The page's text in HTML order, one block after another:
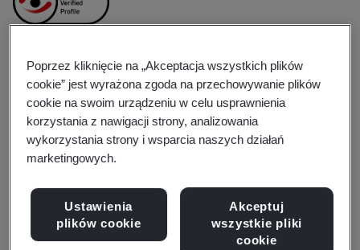
Guangdong Cathay Tat
Ming Precision Metal
Products Co., Ltd.
Business scope:Produce and sell new type electronic
components, digital mobile communication parts, key
Poprzez kliknięcie na „Akceptacja wszystkich plików
cookie” jest wyrażona zgoda na przechowywanie plików
cookie na swoim urządzeniu w celu usprawnienia
korzystania z nawigacji strony, analizowania
wykorzystania strony i wsparcia naszych działań
marketingowych.
Ustawienia
plików cookie
Akceptuj
wszystkie pliki
cookie